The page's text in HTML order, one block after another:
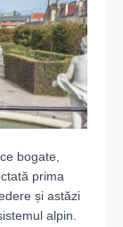
bogate,
prima
și astăzi
alpin.